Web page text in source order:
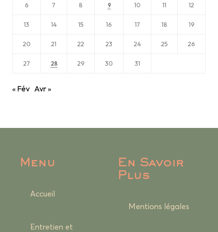
6 7 8 9 10 11 12
13 14 15 16 17 18 19
20 21 22 23 24 25 26
27 28 29 30 31
« Fév Avr »
Menu
Accueil
Entretien et
En Savoir
Plus
Mentions légales